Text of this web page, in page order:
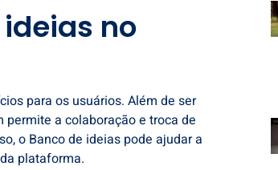
no
para os usuários. Além de ser
a colaboração e troca de
o Banco de ideias pode ajudar a
plataforma.